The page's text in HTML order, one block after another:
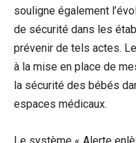
souligne également
de sécurité dans les
prévenir de tels actes.
à la mise en place de
la sécurité des bébés
espaces médicaux.